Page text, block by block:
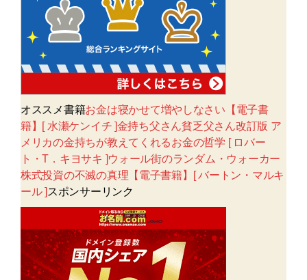
オススメ書籍お金は寝かせて増やしなさい【電子書
籍】[ 水瀬ケンイチ ]金持ち父さん貧乏父さん改訂版 ア
メリカの金持ちが教えてくれるお金の哲学 [ ロバー
ト・T．キヨサキ ]ウォール街のランダム・ウォーカー
株式投資の不滅の真理【電子書籍】[ バートン・マルキ
ール ] スポンサーリンク